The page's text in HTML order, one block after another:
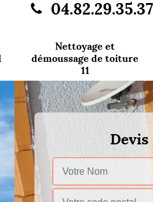
04.82.29.35.37
Nettoyage et
démoussage de toiture
11